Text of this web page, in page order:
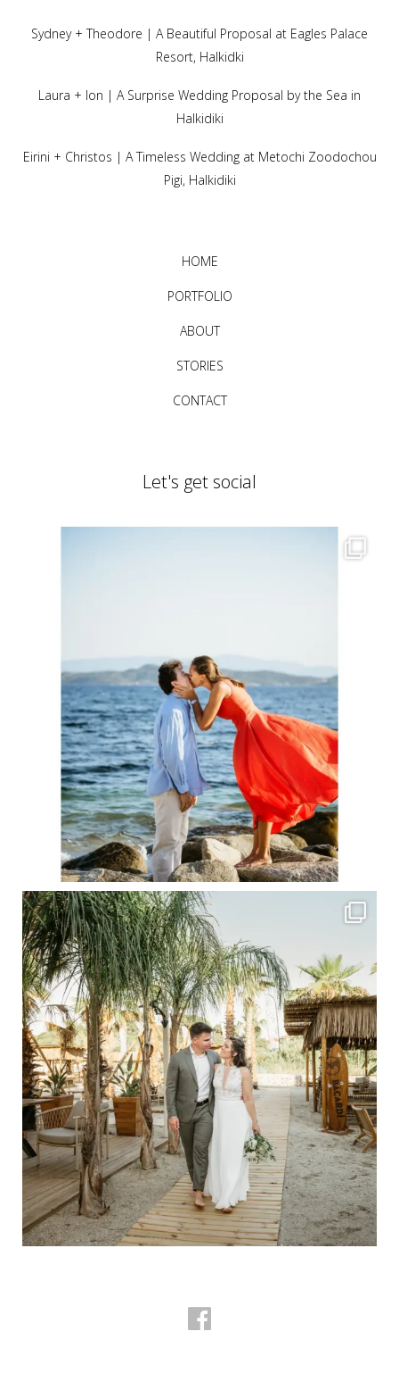
Sydney + Theodore | A Beautiful Proposal at Eagles Palace
Resort, Halkidki
Laura + Ion | A Surprise Wedding Proposal by the Sea in
Halkidiki
Eirini + Christos | A Timeless Wedding at Metochi Zoodochou
Pigi, Halkidiki
HOME
PORTFOLIO
ABOUT
STORIES
CONTACT
Let's get social